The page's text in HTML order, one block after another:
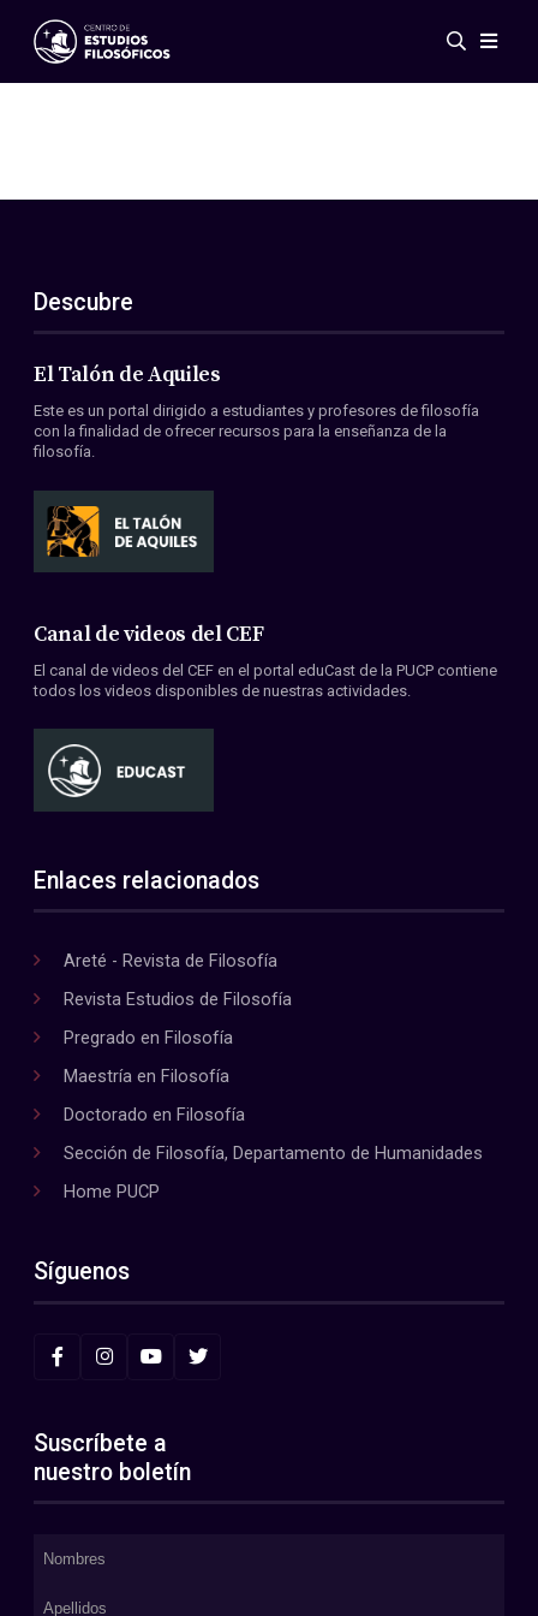
Eventos
ES
EN
Acerca de nosotros
Miembros
Convenios
Descubre
El Talón de Aquiles
Este es un portal dirigido a estudiantes y profesores de filosofía
con la finalidad de ofrecer recursos para la enseñanza de la
filosofía.
Canal de videos del CEF
El canal de videos del CEF en el portal eduCast de la PUCP contiene
todos los videos disponibles de nuestras actividades.
Enlaces relacionados
Areté - Revista de Filosofía
Revista Estudios de Filosofía
Pregrado en Filosofía
Maestría en Filosofía
Doctorado en Filosofía
Sección de Filosofía, Departamento de Humanidades
Home PUCP
Síguenos
Suscríbete a
nuestro boletín